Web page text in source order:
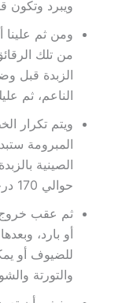
ويبرد وتكون
ومن ثم علينا
من تلك
الزبدة قبل
الناعم، ثم
ويتم تكرار
المبرومة
الصينية
حوالي 170 درجة، علمًا بأن الوقت المستغرق سيكون حوالي ربع ساعة فقط.
ثم عقب خروج
أو بارد،
للضيوف أو
والتورتة